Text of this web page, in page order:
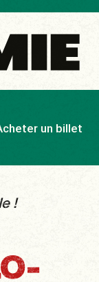
un billet
!